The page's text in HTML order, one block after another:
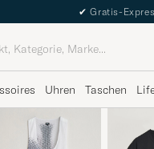
✔ Gratis-
Uhren Taschen